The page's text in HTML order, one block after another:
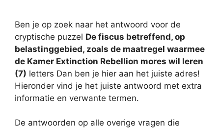
Ben je op zoek naar het antwoord voor de
cryptische puzzel De fiscus betreffend, op
belastinggebied, zoals de maatregel waarmee
de Kamer Extinction Rebellion mores wil leren
(7) letters Dan ben je hier aan het juiste adres!
Hieronder vind je het juiste antwoord met extra
informatie en verwante termen.
De antwoorden op alle overige vragen die